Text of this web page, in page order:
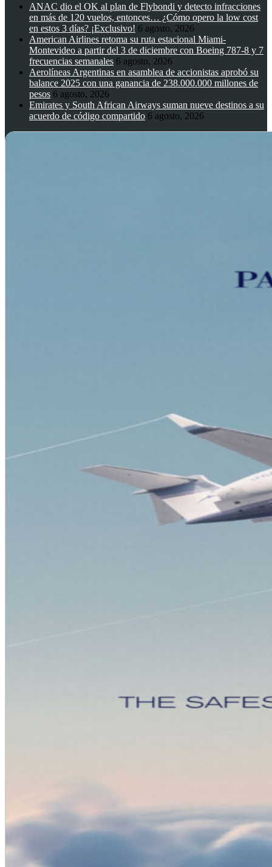
ANAC dio el OK al plan de Flybondi y detecto infracciones
en más de 120 vuelos, entonces… ¿Cómo opero la low cost
en estos 3 días? ¡Exclusivo! 6 agosto, 2026
American Airlines retoma su ruta estacional Miami-
Montevideo a partir del 3 de diciembre con Boeing 787-8 y 7
frecuencias semanales 6 agosto, 2026
Aerolíneas Argentinas en asamblea de accionistas aprobó su
balance 2025 con una ganancia de 238.000.000 millones de
pesos 6 agosto, 2026
Emirates y South African Airways suman nueve destinos a su
acuerdo de código compartido 6 agosto, 2026